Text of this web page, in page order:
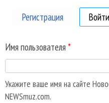
Регистрация Войти
Имя пользователя *
Укажите ваше имя на сайте
NEWSmuz.com.